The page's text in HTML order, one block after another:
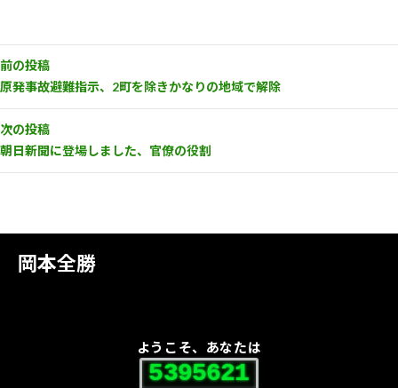
岡本全勝
ようこそ、あなたは
5395621
前の投稿
原発事故避難指示、2町を除きかなりの地域で解除
次の投稿
朝日新聞に登場しました、官僚の役割